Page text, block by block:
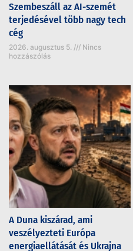
Szembeszáll az AI-szemét
terjedésével több nagy tech
cég
2026. augusztus 5.
Nincs
hozzászólás
A Duna kiszárad, ami
veszélyezteti Európa
energiaellátását és Ukrajna